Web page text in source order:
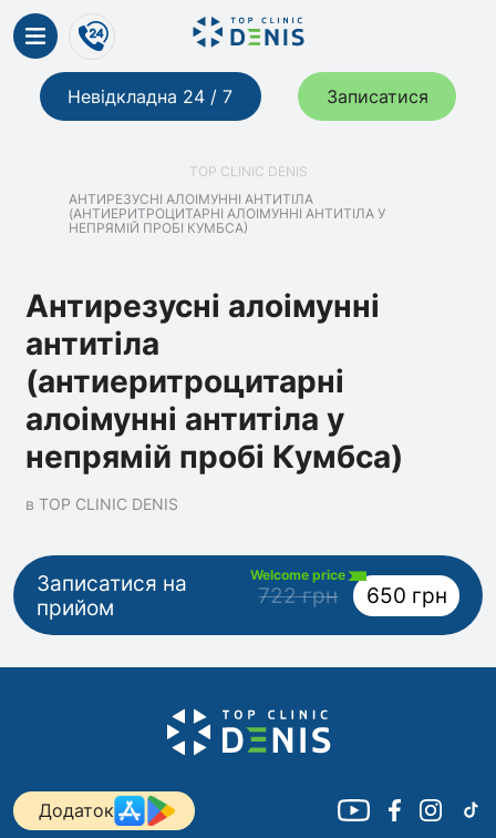
Невідкладна 24 / 7 Записатися
TOP CLINIC DENIS
АНТИРЕЗУСНІ АЛОІМУННІ АНТИТІЛА
(АНТИЕРИТРОЦИТАРНІ АЛОІМУННІ АНТИТІЛА У
НЕПРЯМІЙ ПРОБІ КУМБСА)
Антирезусні алоімунні
антитіла
(антиеритроцитарні
алоімунні антитіла у
непрямій пробі Кумбса)
в TOP CLINIC DENIS
Записатися на
прийом
Welcome price
722 грн 650 грн
Додаток